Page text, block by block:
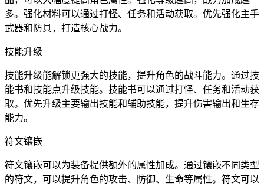
多。强化材料可以通过打怪、任务和活动获取。优先强化主手
武器和防具，打造核心战力。
技能升级
技能升级能解锁更强大的技能，提升角色的战斗能力。通过技
能书和技能点升级技能。技能书可以通过打怪、任务和活动获
取。优先升级主要输出技能和辅助技能，提升伤害输出和生存
能力。
符文镶嵌
符文镶嵌可以为装备提供额外的属性加成。通过镶嵌不同类型
的符文，可以提升角色的攻击、防御、生命等属性。符文可以